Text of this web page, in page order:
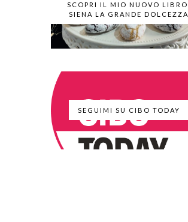
SCOPRI IL MIO NUOVO LIBRO,
SIENA LA GRANDE DOLCEZZA
SEGUIMI SU CIBO TODAY